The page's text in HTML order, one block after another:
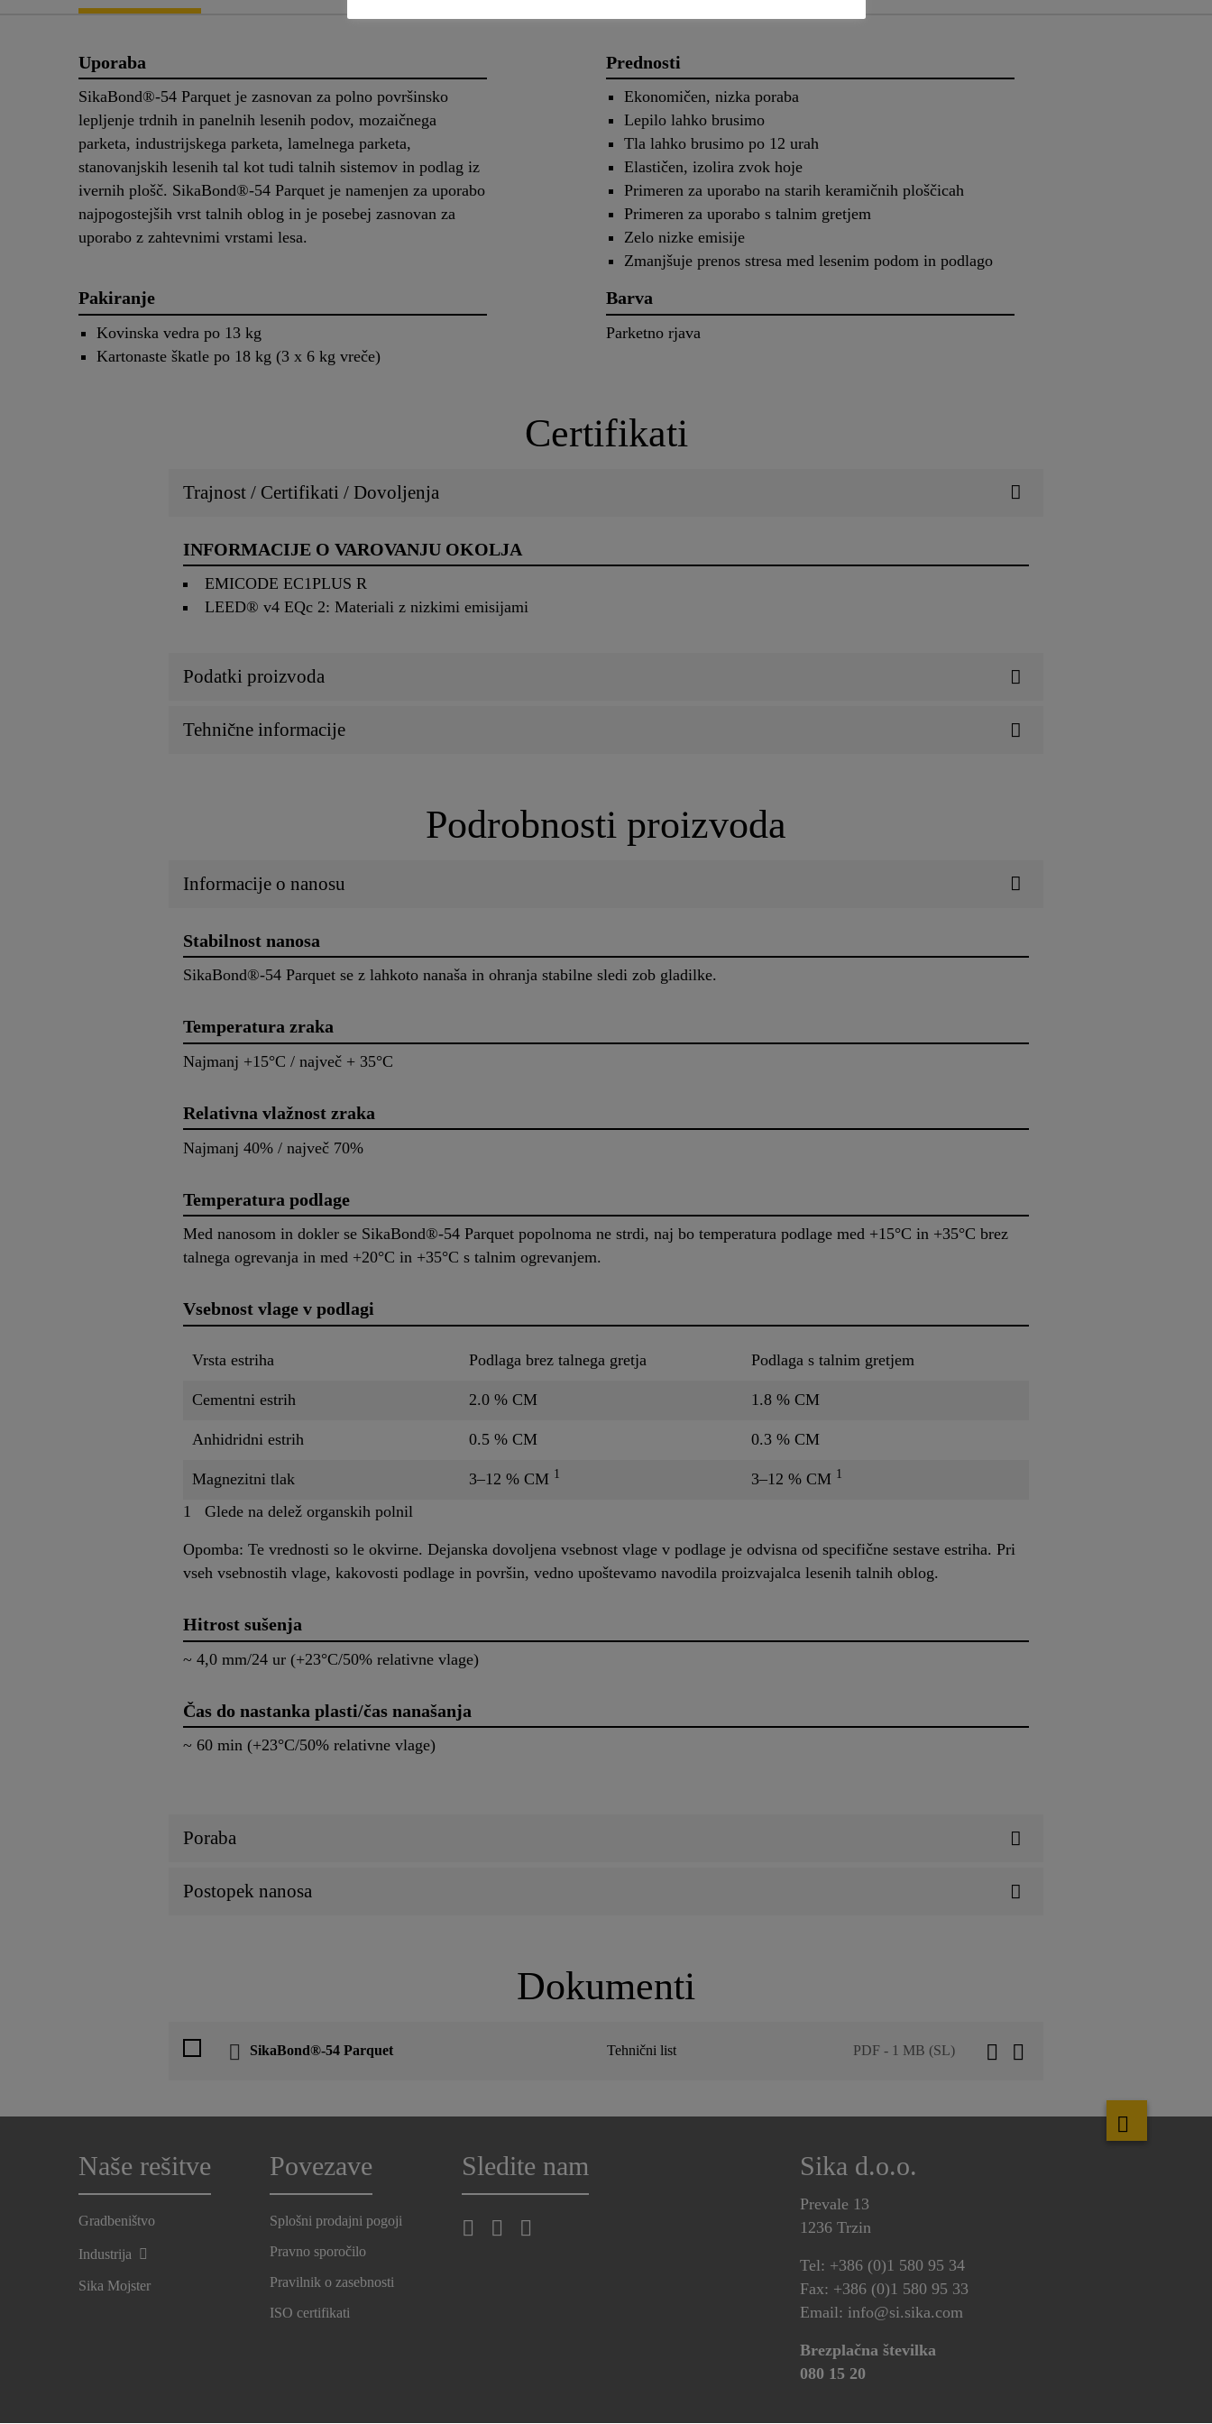
Uporaba
SikaBond®-54 Parquet je zasnovan za polno površinsko
lepljenje trdnih in panelnih lesenih podov, mozaičnega
parketa, industrijskega parketa, lamelnega parketa,
stanovanjskih lesenih tal kot tudi talnih sistemov in podlag iz
ivernih plošč. SikaBond®-54 Parquet je namenjen za uporabo
najpogostejših vrst talnih oblog in je posebej zasnovan za
uporabo z zahtevnimi vrstami lesa.
Prednosti
Ekonomičen, nizka poraba
Lepilo lahko brusimo
Tla lahko brusimo po 12 urah
Elastičen, izolira zvok hoje
Primeren za uporabo na starih keramičnih ploščicah
Primeren za uporabo s talnim gretjem
Zelo nizke emisije
Zmanjšuje prenos stresa med lesenim podom in podlago
Pakiranje
Kovinska vedra po 13 kg
Kartonaste škatle po 18 kg (3 x 6 kg vreče)
Barva
Parketno rjava
Certifikati
Trajnost / Certifikati / Dovoljenja
INFORMACIJE O VAROVANJU OKOLJA
EMICODE EC1PLUS R
LEED® v4 EQc 2: Materiali z nizkimi emisijami
Podatki proizvoda
Tehnične informacije
Podrobnosti proizvoda
Informacije o nanosu
Stabilnost nanosa
SikaBond®-54 Parquet se z lahkoto nanaša in ohranja stabilne sledi zob gladilke.
Temperatura zraka
Najmanj +15°C / največ + 35°C
Relativna vlažnost zraka
Najmanj 40% / največ 70%
Temperatura podlage
Med nanosom in dokler se SikaBond®-54 Parquet popolnoma ne strdi, naj bo temperatura podlage med +15°C in +35°C brez
talnega ogrevanja in med +20°C in +35°C s talnim ogrevanjem.
Vsebnost vlage v podlagi
Vrsta estriha Podlaga brez talnega gretja Podlaga s talnim gretjem
Cementni estrih 2.0 % CM 1.8 % CM
Anhidridni estrih 0.5 % CM 0.3 % CM
Magnezitni tlak 3–12 % CM 1 3–12 % CM 1
1 Glede na delež organskih polnil
Opomba: Te vrednosti so le okvirne. Dejanska dovoljena vsebnost vlage v podlage je odvisna od specifične sestave estriha. Pri
vseh vsebnostih vlage, kakovosti podlage in površin, vedno upoštevamo navodila proizvajalca lesenih talnih oblog.
Hitrost sušenja
~ 4,0 mm/24 ur (+23°C/50% relativne vlage)
Čas do nastanka plasti/čas nanašanja
~ 60 min (+23°C/50% relativne vlage)
Poraba
Postopek nanosa
Dokumenti
SikaBond®-54 Parquet Tehnični list PDF - 1 MB (SL)
Naše rešitve
Gradbeništvo
Industrija
Sika Mojster
Povezave
Splošni prodajni pogoji
Pravno sporočilo
Pravilnik o zasebnosti
ISO certifikati
Sledite nam Sika d.o.o.
Prevale 13
1236 Trzin
Tel: +386 (0)1 580 95 34
Fax: +386 (0)1 580 95 33
Email: info@si.sika.com
Brezplačna številka
080 15 20